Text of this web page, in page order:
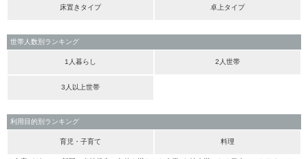
床置きタイプ 卓上タイプ
世帯人数別ランキング
1人暮らし 2人世帯
3人以上世帯
利用目的別ランキング
育児・子育て 料理